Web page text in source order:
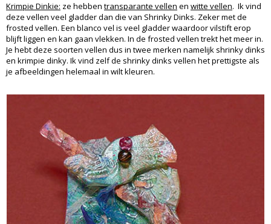
Krimpie Dinkie: ze hebben transparante vellen en witte vellen. Ik vind
deze vellen veel gladder dan die van Shrinky Dinks. Zeker met de
frosted vellen. Een blanco vel is veel gladder waardoor vilstift erop
blijft liggen en kan gaan vlekken. In de frosted vellen trekt het meer in.
Je hebt deze soorten vellen dus in twee merken namelijk shrinky dinks
en krimpie dinky. Ik vind zelf de shrinky dinks vellen het prettigste als
je afbeeldingen helemaal in wilt kleuren.